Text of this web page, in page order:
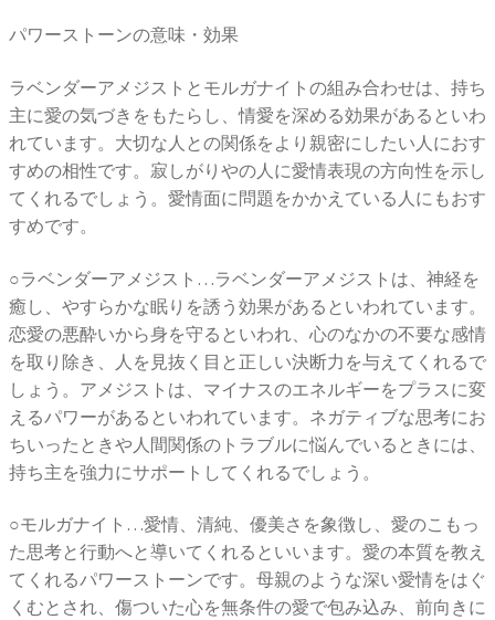
パワーストーンの意味・効果
ラベンダーアメジストとモルガナイトの組み合わせは、持ち
主に愛の気づきをもたらし、情愛を深める効果があるといわ
れています。大切な人との関係をより親密にしたい人におす
すめの相性です。寂しがりやの人に愛情表現の方向性を示し
てくれるでしょう。愛情面に問題をかかえている人にもおす
すめです。
○ラベンダーアメジスト…ラベンダーアメジストは、神経を
癒し、やすらかな眠りを誘う効果があるといわれています。
恋愛の悪酔いから身を守るといわれ、心のなかの不要な感情
を取り除き、人を見抜く目と正しい決断力を与えてくれるで
しょう。アメジストは、マイナスのエネルギーをプラスに変
えるパワーがあるといわれています。ネガティブな思考にお
ちいったときや人間関係のトラブルに悩んでいるときには、
持ち主を強力にサポートしてくれるでしょう。
○モルガナイト…愛情、清純、優美さを象徴し、愛のこもっ
た思考と行動へと導いてくれるといいます。愛の本質を教え
てくれるパワーストーンです。母親のような深い愛情をはぐ
くむとされ、傷ついた心を無条件の愛で包み込み、前向きに